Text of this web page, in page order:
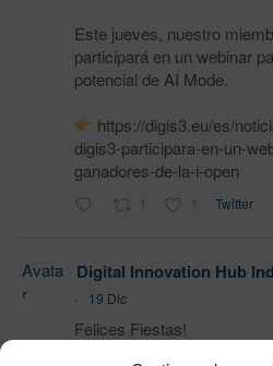
Este jueves, nuestro
participará en un webinar
potencial de AI Mode.
https://digis3.eu/es/
digis3-participara-en-un-
ganadores-de-la-i-open
1 1 Twitter
Avata
r
Digital Innovation Hub
·
19 Dic
Felices Fiestas!